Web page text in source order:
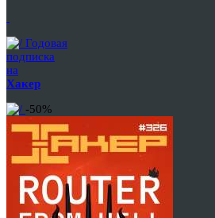
Годовая
подписка
на
Хакер
-50%